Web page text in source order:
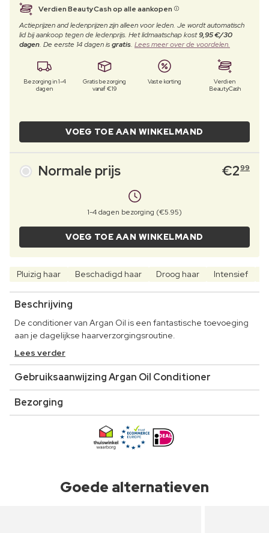
Verdien BeautyCash op alle aankopen
Actieprijzen and ledenprijzen zijn alleen voor leden. Je wordt automatisch
lid bij aankoop tegen de ledenprijs. Het lidmaatschap kost9,95 €/30
dagen. De eerste 14 dagen isgratis. Lees meer over de voordelen.
Bezorging in 1-4
dagen
Gratis bezorging
vanaf €19
Vaste korting
Verdien
BeautyCash
VOEG TOE AAN WINKELMAND
Normale prijs €299
1-4 dagen bezorging (€5.95)
VOEG TOE AAN WINKELMAND
Pluizig haar Beschadigd haar Droog haar Intensief
Beschrijving
De conditioner van Argan Oil is een fantastische toevoeging
aan je dagelijkse haarverzorgingsroutine.
Lees verder
Gebruiksaanwijzing Argan Oil Conditioner
Bezorging
Goede alternatieven